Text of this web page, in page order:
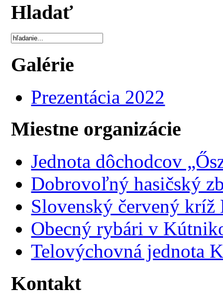
Hladať
Galérie
Prezentácia 2022
Miestne organizácie
Jednota dôchodcov
Dobrovoľný hasičský
Slovenský červený
Obecný rybári v
Telovýchovná jednota
Kontakt